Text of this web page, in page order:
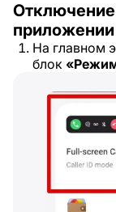
На главном
блок